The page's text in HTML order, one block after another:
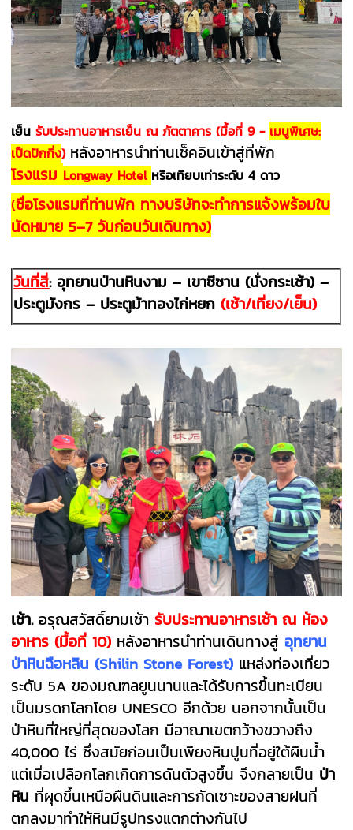
เย็นรับประทานอาหารเย็น ณ ภัตตาคาร (มื้อที่ 9 - เมนูพิเศษ:
เป็ดปักกิ่ง) หลังอาหารนำท่านเช็คอินเข้าสู่ที่พัก
โรงแรม Longway Hotel หรือเทียบเท่าระดับ 4 ดาว
(ชื่อโรงแรมที่ท่านพัก ทางบริษัทจะทำการแจ้งพร้อมใบ
นัดหมาย 5–7 วันก่อนวันเดินทาง)
วันที่สี่: อุทยานป่านหินงาม– เขาซีซาน (นั่งกระเช้า) –
ประตูมังกร – ประตูม้าทองไก่หยก (เช้า/เที่ยง/เย็น)
เช้า. อรุณสวัสดิ์ยามเช้ารับประทานอาหารเช้า ณ ห้อง
อาหาร (มื้อที่ 10) หลังอาหารนำท่านเดินทางสู่ อุทยาน
ป่าหินฉือหลิน(Shilin Stone Forest) แหล่งท่องเที่ยว
ระดับ 5A ของมณฑลยูนนานและได้รับการขึ้นทะเบียน
เป็นมรดกโลกโดย UNESCO อีกด้วย นอกจากนั้นเป็น
ป่าหินที่ใหญ่ที่สุดของโลก มีอาณาเขตกว้างขวางถึง
40,000 ไร่ ซึ่งสมัยก่อนเป็นเพียงหินปูนที่อยู่ใต้ผืนน้ำ
แต่เมื่อเปลือกโลกเกิดการดันตัวสูงขึ้น จึงกลายเป็น ป่า
หิน ที่ผุดขึ้นเหนือผืนดินและการกัดเซาะของสายฝนที่
ตกลงมาทำให้หินมีรูปทรงแตกต่างกันไป